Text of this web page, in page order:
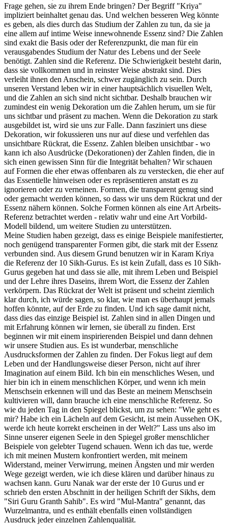
Frage gehen, sie zu ihrem Ende bringen? Der Begriff "Kriya"
impliziert beinhaltet genau das. Und welchen besseren Weg könnte
es geben, als dies durch das Studium der Zahlen zu tun, da sie ja
eine allem auf intime Weise innewohnende Essenz sind? Die Zahlen
sind exakt die Basis oder der Referenzpunkt, die man für ein
verausgabendes Studium der Natur des Lebens und der Seele
benötigt. Zahlen sind die Referenz. Die Schwierigkeit besteht darin,
dass sie vollkommen und in reinster Weise abstrakt sind. Dies
verleiht ihnen den Anschein, schwer zugänglich zu sein. Durch
unseren Verstand leben wir in einer hauptsächlich visuellen Welt,
und die Zahlen an sich sind nicht sichtbar. Deshalb brauchen wir
zumindest ein wenig Dekoration um die Zahlen herum, um sie für
uns sichtbar und präsent zu machen. Wenn die Dekoration zu stark
ausgebildet ist, wird sie uns zur Falle. Dann fasziniert uns diese
Dekoration, wir fokussieren uns nur auf diese und verfehlen das
unsichtbare Rückrat, die Essenz. Zahlen bleiben unsichtbar - wo
kann ich also Ausdrücke (Dekorationen) der Zahlen finden, die in
sich einen gewissen Sinn für die Integrität behalten? Wir schauen
auf Formen die eher etwas offenbaren als zu verstecken, die eher auf
das Essentielle hinweisen oder es repräsentieren anstatt es zu
ignorieren oder zu verneinen. Formen, die transparent genug sind
oder gemacht werden können, so dass wir uns dem Rückrat und der
Essenz nähern können. Solche Formen können als eine Art Arbeits-
Referenz betrachtet werden - relativ wahr und eine Art Vorbild-
Modell bildend, um weitere Studien zu unterstützen.
Meine Studien haben gezeigt, dass es einige Beispiele manifestierter,
noch genügend transparenter Formen gibt, die stark mit der Essenz
verbunden sind. Aus diesem Grund benutzen wir in Karam Kriya
die Referenz der 10 Sikh-Gurus. Es ist kein Zufall, dass es 10 Sikh-
Gurus gegeben hat und dass sie alle, mit ihrem Leben und Beispiel
und der Lehre ihres Daseins, ihrem Wort, die Essenz der Zahlen
verkörpern. Das Rückrat der Welt ist präsent und scheint ziemlich
klar durch, ich würde sagen, so klar, wie man es überhaupt jemals
hoffen könnte, auf der Erde zu finden. Und ich sage damit nicht,
dass dies das einzige Beispiel ist. Zahlen sind in allen Dingen und
mit Erfahrung können wir lernen, sie überall zu finden. Erst
beginnen wir mit einem inspirierenden Beispiel und dann dehnen
wir unsere Studien aus. Es ist wunderbar, menschliche
Ausdrucksformen der Zahlen zu finden. Der Fokus liegt auf dem
Leben und der Handlungsweise dieser Person, nicht auf ihrer
Imagination auf einem Bild. Ich bin ein menschliches Wesen, und
hier bin ich in einem menschlichen Körper, und wenn ich mein
Menschsein erkennen will und das Beste an meinem Menschsein
kultivieren will, dann brauche ich eine menschliche Referenz. So
wie du jeden Tag in den Spiegel blickst, um zu sehen: "Wie geht es
mir? Habe ich ein Lächeln auf dem Gesicht, ist mein Aussehen OK,
werde ich heute korrekt erscheinen in der Welt?" Lass uns also im
Sinne unserer eigenen Seele in den Spiegel großer menschlicher
Beispiele von gelebter Tugend schauen. Wenn ich das tue, werde
ich mit meinen Mustern konfrontiert werden, mit meinem
Widerstand, meiner Verwirrung, meinen Ängsten und mir werden
Wege gezeigt werden, wie ich diese klären und darüber hinaus zu
wachsen kann. Guru Nanak war der erste der 10 Gurus und er
schrieb den ersten Abschnitt in der heiligen Schrift der Sikhs, dem
"Siri Guru Granth Sahib". Es wird "Mul-Mantra" genannt, das
Wurzelmantra, und es enthält ebenfalls einen vollständigen
Ausdruck jeder einzelnen Zahlenqualität.